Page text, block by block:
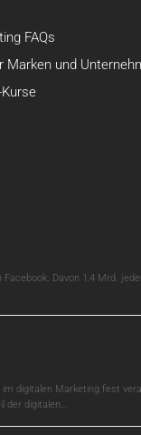
FAQs
Marken und
Davon 1,4 Mrd.
digitalen Marketing fest
der digitalen…